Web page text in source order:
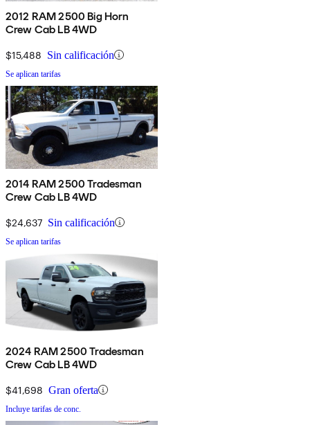
2012 RAM 2500 Big Horn
Crew Cab LB 4WD
$15,488 Sin calificación
Se aplican tarifas
2014 RAM 2500 Tradesman
Crew Cab LB 4WD
$24,637 Sin calificación
Se aplican tarifas
2024 RAM 2500 Tradesman
Crew Cab LB 4WD
$41,698 Gran oferta
Incluye tarifas de conc.